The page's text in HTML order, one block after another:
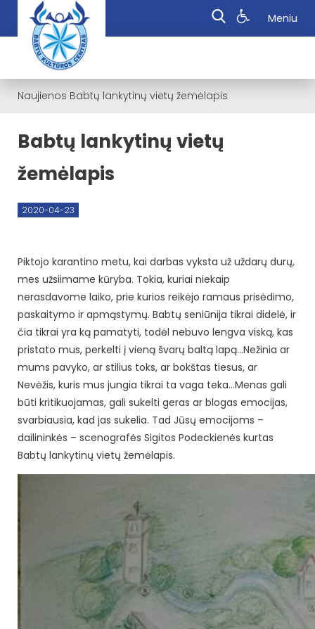
Meniu
Naujienos Babtų lankytinų vietų žemėlapis
Babtų lankytinų vietų
žemėlapis
2020-04-23
Piktojo karantino metu, kai darbas vyksta už uždarų durų,
mes užsiimame kūryba. Tokia, kuriai niekaip
nerasdavome laiko, prie kurios reikėjo ramaus prisėdimo,
paskaitymo ir apmąstymų. Babtų seniūnija tikrai didelė, ir
čia tikrai yra ką pamatyti, todėl nebuvo lengva viską, kas
pristato mus, perkelti į vieną švarų baltą lapą…Nežinia ar
mums pavyko, ar stilius toks, ar bokštas tiesus, ar
Nevėžis, kuris mus jungia tikrai ta vaga teka…Menas gali
būti kritikuojamas, gali sukelti geras ar blogas emocijas,
svarbiausia, kad jas sukelia. Tad Jūsų emocijoms –
dailininkės – scenografės Sigitos Podeckienės kurtas
Babtų lankytinų vietų žemėlapis.